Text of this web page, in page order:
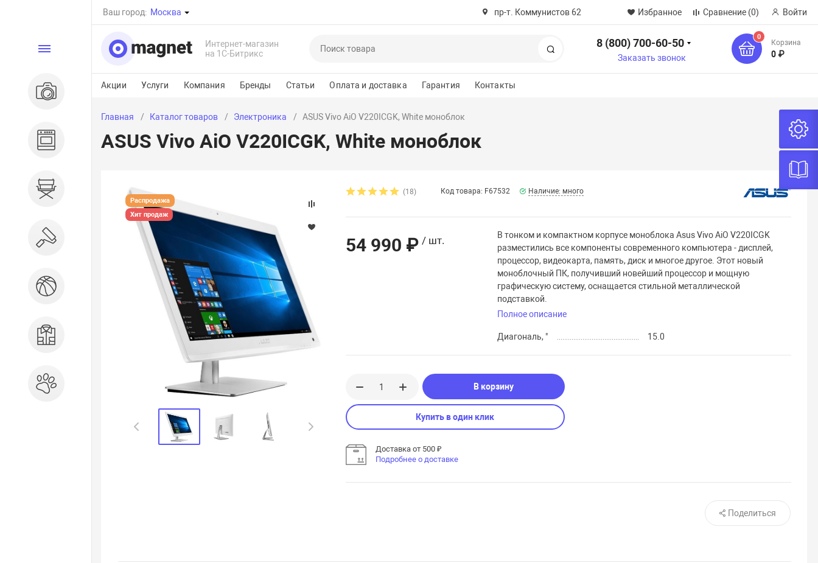
Ваш город: Москва пр-т. Коммунистов 62 Избранное Сравнение (0) Войти
Интернет-магазин
на 1С-Битрикс
8 (800) 700-60-50
Заказать звонок
0
Корзина
0 ₽
Акции Услуги Компания Бренды Статьи Оплата и доставка Гарантия Контакты
Каталог
Электроника
Бытовая техника
Ремонт и строительство
Одежда, обувь, аксессуары
Главная Каталог товаров Электроника ASUS Vivo AiO V220ICGK, White моноблок
ASUS Vivo AiO V220ICGK, White моноблок
Распродажа
Хит продаж
(18) Код товара: F67532 Наличие: много
54 990 ₽ / шт.
В тонком и компактном корпусе моноблока Asus Vivo AiO V220ICGK
разместились все компоненты современного компьютера - дисплей,
процессор, видеокарта, память, диск и многое другое. Этот новый
моноблочный ПК, получивший новейший процессор и мощную
графическую систему, оснащается стильной металлической
подставкой.
Полное описание
Диагональ, " 15.0
В корзину
Купить в один клик
Доставка от 500 ₽
Подробнее о доставке
Поделиться